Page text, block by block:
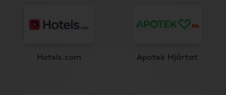
Hotels.com Apotek Hjärtat